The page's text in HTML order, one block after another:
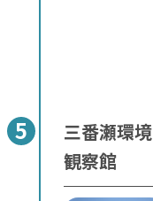
三番瀬環境
観察館